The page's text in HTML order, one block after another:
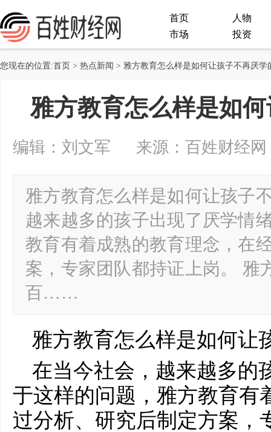
首页
人物
市场
投资
您现在的位置:首页 > 热点新闻 > 雅方教育怎么样是如何让孩子不再厌学
雅方教育怎么样是如
编辑：刘文军 来源：百姓财经网
雅方教育怎么样是如何让孩子
越来越多的孩子出现了厌学情
教育有着成熟的教育理念，在
案，专家团队都持证上岗。 雅
百……
雅方教育怎么样是如何让
在当今社会，越来越多的
于这样的问题，雅方教育有
过分析、研究后制定方案，